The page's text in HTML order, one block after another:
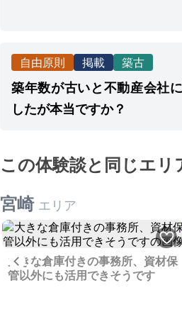
自由原則 掲載 築古
築年数が古いと不動産会社
したが本当ですか？
この体験談と同じエリ
宮崎 エリア
Previous
大きな倉庫付きの事務所、資材保
管以外にも活用できそうです